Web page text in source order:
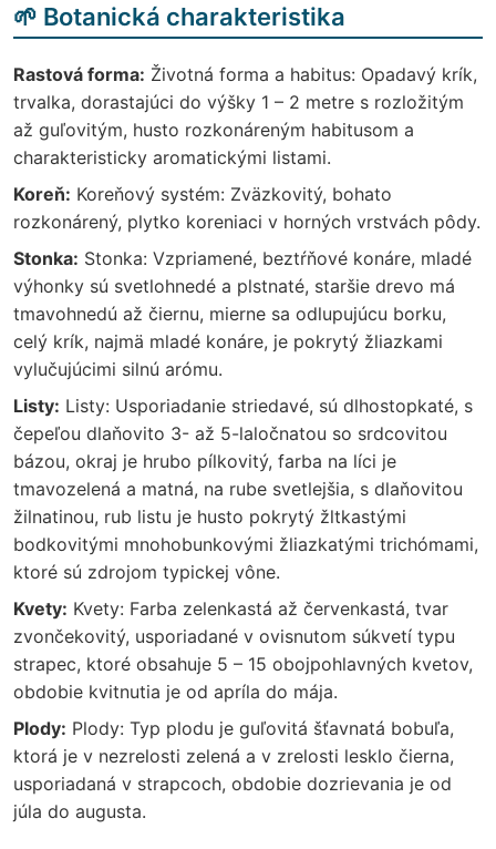
🌱 Botanická charakteristika
Rastová forma: Životná forma a habitus: Opadavý krík,
trvalka, dorastajúci do výšky 1 – 2 metre s rozložitým
až guľovitým, husto rozkonáreným habitusom a
charakteristicky aromatickými listami.
Koreň: Koreňový systém: Zväzkovitý, bohato
rozkonárený, plytko koreniaci v horných vrstvách pôdy.
Stonka: Stonka: Vzpriamené, beztŕňové konáre, mladé
výhonky sú svetlohnedé a plstnaté, staršie drevo má
tmavohnedú až čiernu, mierne sa odlupujúcu borku,
celý krík, najmä mladé konáre, je pokrytý žliazkami
vylučujúcimi silnú arómu.
Listy: Listy: Usporiadanie striedavé, sú dlhostopkaté, s
čepeľou dlaňovito 3- až 5-laločnatou so srdcovitou
bázou, okraj je hrubo pílkovitý, farba na líci je
tmavozelená a matná, na rube svetlejšia, s dlaňovitou
žilnatinou, rub listu je husto pokrytý žltkastými
bodkovitými mnohobunkovými žliazkatými trichómami,
ktoré sú zdrojom typickej vône.
Kvety: Kvety: Farba zelenkastá až červenkastá, tvar
zvončekovitý, usporiadané v ovisnutom súkvetí typu
strapec, ktoré obsahuje 5 – 15 obojpohlavných kvetov,
obdobie kvitnutia je od apríla do mája.
Plody: Plody: Typ plodu je guľovitá šťavnatá bobuľa,
ktorá je v nezrelosti zelená a v zrelosti lesklo čierna,
usporiadaná v strapcoch, obdobie dozrievania je od
júla do augusta.